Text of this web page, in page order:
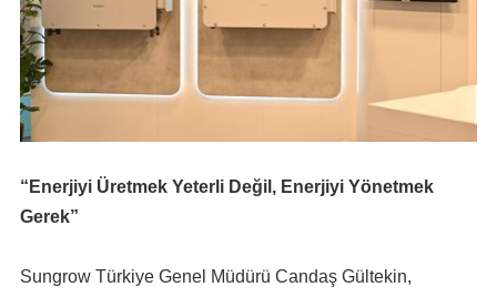
“Enerjiyi Üretmek Yeterli Değil, Enerjiyi Yönetmek
Gerek”
Sungrow Türkiye Genel Müdürü Candaş Gültekin,